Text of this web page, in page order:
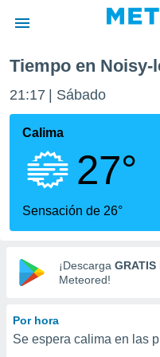
de
ha sido
calidad.
a este
las
y
digital
basada
Tiempo en Noisy-
21:17 Sábado
Calima
27°
Sensación de 26°
¡Descarga GRATIS
Meteored!
Por hora
Se espera calima en las